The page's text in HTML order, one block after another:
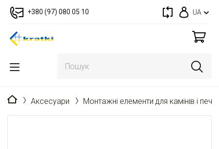
+380 (97) 080 05 10 UA
Головна
Аксесуари Монтажні елементи для камінів і